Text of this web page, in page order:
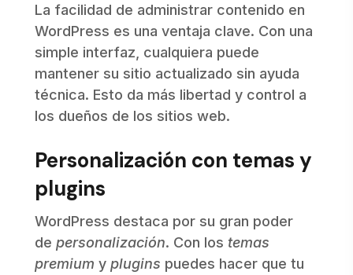
La facilidad de administrar contenido en
WordPress es una ventaja clave. Con una
simple interfaz, cualquiera puede
mantener su sitio actualizado sin ayuda
técnica. Esto da más libertad y control a
los dueños de los sitios web.
Personalización con temas y
plugins
WordPress destaca por su gran poder
de personalización. Con los temas
premium y plugins puedes hacer que tu